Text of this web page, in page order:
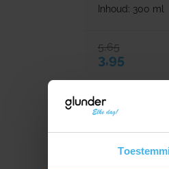
Inhoud: 300 ml
Verkoopprijs
3,95
Normale prijs
5,65